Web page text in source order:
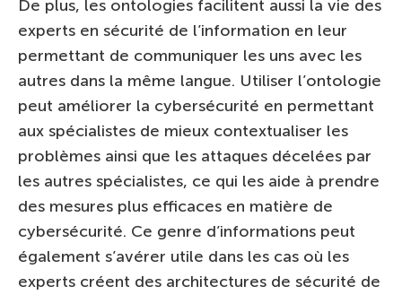
De plus, les ontologies facilitent aussi la vie des
experts en sécurité de l’information en leur
permettant de communiquer les uns avec les
autres dans la même langue. Utiliser l’ontologie
peut améliorer la cybersécurité en permettant
aux spécialistes de mieux contextualiser les
problèmes ainsi que les attaques décelées par
les autres spécialistes, ce qui les aide à prendre
des mesures plus efficaces en matière de
cybersécurité. Ce genre d’informations peut
également s’avérer utile dans les cas où les
experts créent des architectures de sécurité de